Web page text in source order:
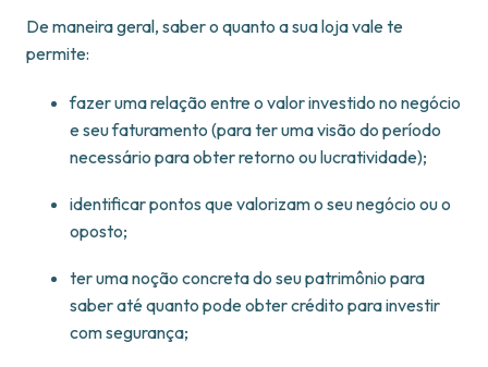
De maneira geral, saber o quanto a sua loja vale te
permite:
fazer uma relação entre o valor investido no negócio
e seu faturamento (para ter uma visão do período
necessário para obter retorno ou lucratividade);
identificar pontos que valorizam o seu negócio ou o
oposto;
ter uma noção concreta do seu patrimônio para
saber até quanto pode obter crédito para investir
com segurança;